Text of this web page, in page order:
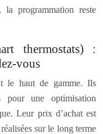
la programmation reste
thermostats) :
vous
le haut de gamme. Ils
pour une optimisation
Leur prix d’achat est
sur le long terme